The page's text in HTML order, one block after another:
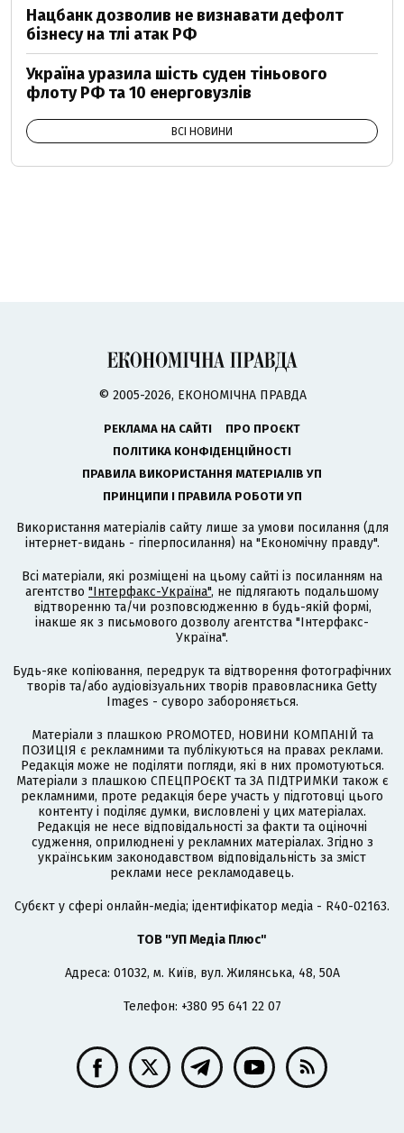
Нацбанк дозволив не визнавати дефолт
бізнесу на тлі атак РФ
Україна уразила шість суден тіньового
флоту РФ та 10 енерговузлів
ВСІ НОВИНИ
© 2005-2026, ЕКОНОМІЧНА ПРАВДА
РЕКЛАМА НА САЙТІ
ПРО ПРОЄКТ
ПОЛІТИКА КОНФІДЕНЦІЙНОСТІ
ПРАВИЛА ВИКОРИСТАННЯ МАТЕРІАЛІВ УП
ПРИНЦИПИ І ПРАВИЛА РОБОТИ УП
Використання матеріалів сайту лише за умови посилання (для
інтернет-видань - гіперпосилання) на "Економічну правду".
Всі матеріали, які розміщені на цьому сайті із посиланням на
агентство "Інтерфакс-Україна", не підлягають подальшому
відтворенню та/чи розповсюдженню в будь-якій формі,
інакше як з письмового дозволу агентства "Інтерфакс-
Україна".
Будь-яке копіювання, передрук та відтворення фотографічних
творів та/або аудіовізуальних творів правовласника Getty
Images - суворо забороняється.
Матеріали з плашкою PROMOTED, НОВИНИ КОМПАНІЙ та
ПОЗИЦІЯ є рекламними та публікуються на правах реклами.
Редакція може не поділяти погляди, які в них промотуються.
Матеріали з плашкою СПЕЦПРОЄКТ та ЗА ПІДТРИМКИ також є
рекламними, проте редакція бере участь у підготовці цього
контенту і поділяє думки, висловлені у цих матеріалах.
Редакція не несе відповідальності за факти та оціночні
судження, оприлюднені у рекламних матеріалах. Згідно з
українським законодавством відповідальність за зміст
реклами несе рекламодавець.
Cубєкт у сфері онлайн-медіа; ідентифікатор медіа - R40-02163.
ТОВ "УП Медіа Плюс"
Адреса: 01032, м. Київ, вул. Жилянська, 48, 50А
Телефон: +380 95 641 22 07